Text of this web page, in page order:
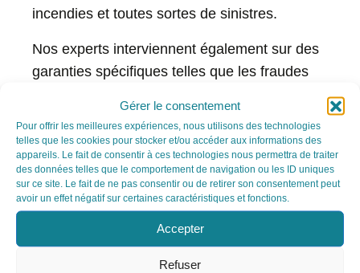
Gérer le consentement
Pour offrir les meilleures expériences, nous utilisons des technologies
telles que les cookies pour stocker et/ou accéder aux informations des
appareils. Le fait de consentir à ces technologies nous permettra de traiter
des données telles que le comportement de navigation ou les ID uniques
sur ce site. Le fait de ne pas consentir ou de retirer son consentement peut
avoir un effet négatif sur certaines caractéristiques et fonctions.
Accepter
Refuser
incendies et toutes sortes de sinistres.
Nos experts interviennent également sur des
garanties spécifiques telles que les fraudes
Notre approche expertale se fonde sur une
analyse des préjudices économiques
rigoureusement basée sur les méthodologies
une démarche pragmatique et adaptée à
en étroite synergie avec vos